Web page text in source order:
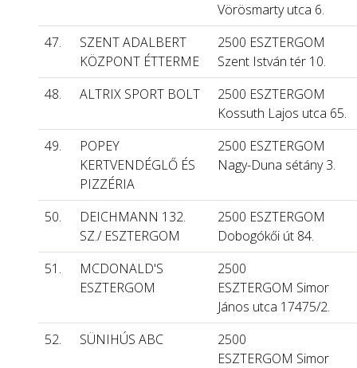
Vörösmarty utca 6.
47.
SZENT ADALBERT
KÖZPONT ÉTTERME
2500 ESZTERGOM
Szent István tér 10.
48.
ALTRIX SPORT BOLT
2500 ESZTERGOM
Kossuth Lajos utca 65.
49.
POPEY
KERTVENDÉGLŐ ÉS
PIZZÉRIA
2500 ESZTERGOM
Nagy-Duna sétány 3.
50.
DEICHMANN 132.
SZ./ ESZTERGOM
2500 ESZTERGOM
Dobogókői út 84.
51.
MCDONALD'S
ESZTERGOM
2500
ESZTERGOM Simor
János utca 17475/2.
52.
SÜNIHÚS ABC
2500
ESZTERGOM Simor